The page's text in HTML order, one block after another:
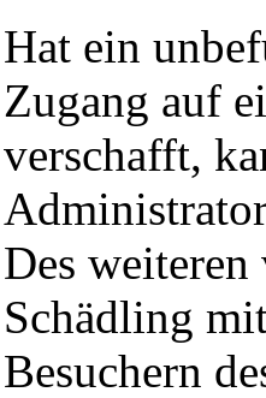
Hat ein
Zugang auf
verschafft,
Des weiteren
Schädling
Besuchern